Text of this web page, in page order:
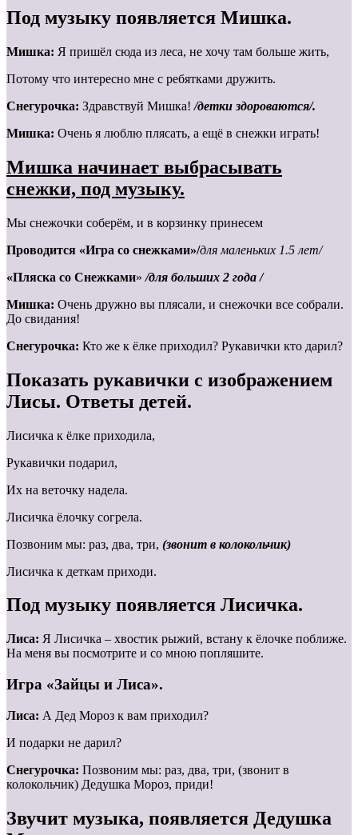
Под музыку появляется Мишка.
Мишка: Я пришёл сюда из леса, не хочу там больше жить,
Потому что интересно мне с ребятками дружить.
Снегурочка: Здравствуй Мишка!/детки здороваются/.
Мишка: Очень я люблю плясать, а ещё в снежки играть!
Мишка начинает выбрасывать
снежки, под музыку.
Мы снежочки соберём, и в корзинку принесем
Проводится «Игра со снежками»/для маленьких 1.5 лет/
«Пляска со Снежками»/для больших 2 года /
Мишка: Очень дружно вы плясали, и снежочки все собрали.
До свидания!
Снегурочка: Кто же к ёлке приходил? Рукавички кто дарил?
Показать рукавички с изображением
Лисы. Ответы детей.
Лисичка к ёлке приходила,
Рукавички подарил,
Их на веточку надела.
Лисичка ёлочку согрела.
Позвоним мы: раз, два, три, (звонит в колокольчик)
Лисичка к деткам приходи.
Под музыку появляется Лисичка.
Лиса: Я Лисичка – хвостик рыжий, встану к ёлочке поближе.
На меня вы посмотрите и со мною попляшите.
Игра «Зайцы и Лиса».
Лиса: А Дед Мороз к вам приходил?
И подарки не дарил?
Снегурочка: Позвоним мы: раз, два, три, (звонит в
колокольчик) Дедушка Мороз, приди!
Звучит музыка, появляется Дедушка